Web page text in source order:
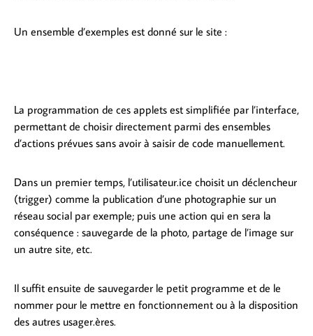
Un ensemble d’exemples est donné sur le site :
La programmation de ces applets est simplifiée par l’interface,
permettant de choisir directement parmi des ensembles
d’actions prévues sans avoir à saisir de code manuellement.
Dans un premier temps, l’utilisateur.ice choisit un déclencheur
(trigger) comme la publication d’une photographie sur un
réseau social par exemple; puis une action qui en sera la
conséquence : sauvegarde de la photo, partage de l’image sur
un autre site, etc.
Il suffit ensuite de sauvegarder le petit programme et de le
nommer pour le mettre en fonctionnement ou à la disposition
des autres usager.ères.